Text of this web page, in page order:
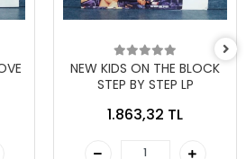
NEW KIDS ON THE BLOCK
STEP BY STEP LP
1.863,32 TL